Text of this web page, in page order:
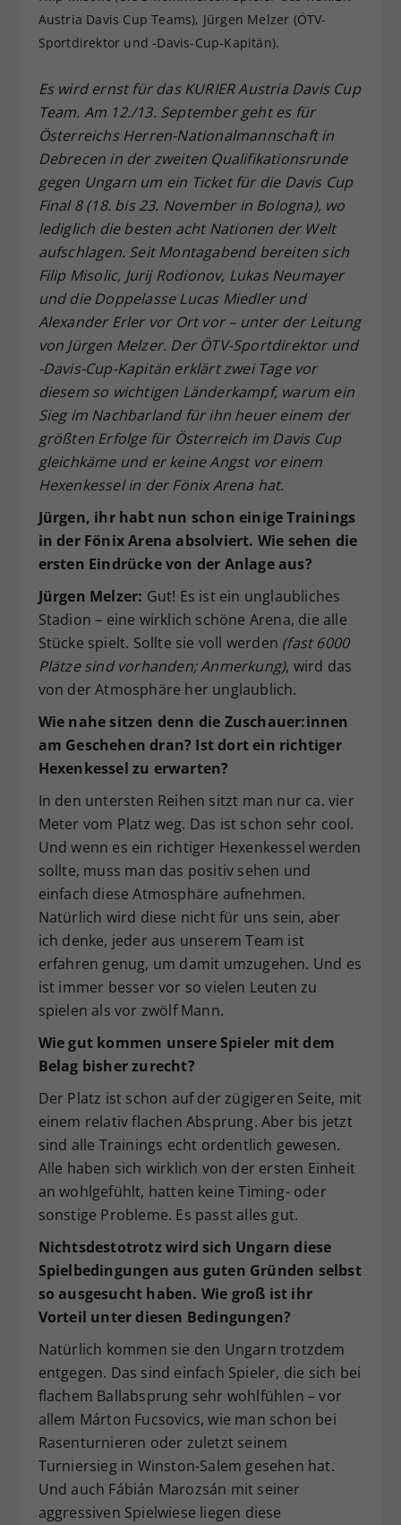
Austria Davis Cup Teams), Jürgen Melzer (ÖTV-
Sportdirektor und -Davis-Cup-Kapitän).
Es wird ernst für das KURIER Austria Davis Cup
Team. Am 12./13. September geht es für
Österreichs Herren-Nationalmannschaft in
Debrecen in der zweiten Qualifikationsrunde
gegen Ungarn um ein Ticket für die Davis Cup
Final 8 (18. bis 23. November in Bologna), wo
lediglich die besten acht Nationen der Welt
aufschlagen. Seit Montagabend bereiten sich
Filip Misolic, Jurij Rodionov, Lukas Neumayer
und die Doppelasse Lucas Miedler und
Alexander Erler vor Ort vor – unter der Leitung
von Jürgen Melzer. Der ÖTV-Sportdirektor und
-Davis-Cup-Kapitän erklärt zwei Tage vor
diesem so wichtigen Länderkampf, warum ein
Sieg im Nachbarland für ihn heuer einem der
größten Erfolge für Österreich im Davis Cup
gleichkäme und er keine Angst vor einem
Hexenkessel in der Fönix Arena hat.
Jürgen, ihr habt nun schon einige Trainings
in der Fönix Arena absolviert. Wie sehen die
ersten Eindrücke von der Anlage aus?
Jürgen Melzer: Gut! Es ist ein unglaubliches
Stadion – eine wirklich schöne Arena, die alle
Stücke spielt. Sollte sie voll werden (fast 6000
Plätze sind vorhanden; Anmerkung), wird das
von der Atmosphäre her unglaublich.
Wie nahe sitzen denn die Zuschauer:innen
am Geschehen dran? Ist dort ein richtiger
Hexenkessel zu erwarten?
In den untersten Reihen sitzt man nur ca. vier
Meter vom Platz weg. Das ist schon sehr cool.
Und wenn es ein richtiger Hexenkessel werden
sollte, muss man das positiv sehen und
einfach diese Atmosphäre aufnehmen.
Natürlich wird diese nicht für uns sein, aber
ich denke, jeder aus unserem Team ist
erfahren genug, um damit umzugehen. Und es
ist immer besser vor so vielen Leuten zu
spielen als vor zwölf Mann.
Wie gut kommen unsere Spieler mit dem
Belag bisher zurecht?
Der Platz ist schon auf der zügigeren Seite, mit
einem relativ flachen Absprung. Aber bis jetzt
sind alle Trainings echt ordentlich gewesen.
Alle haben sich wirklich von der ersten Einheit
an wohlgefühlt, hatten keine Timing- oder
sonstige Probleme. Es passt alles gut.
Nichtsdestotrotz wird sich Ungarn diese
Spielbedingungen aus guten Gründen selbst
so ausgesucht haben. Wie groß ist ihr
Vorteil unter diesen Bedingungen?
Natürlich kommen sie den Ungarn trotzdem
entgegen. Das sind einfach Spieler, die sich bei
flachem Ballabsprung sehr wohlfühlen – vor
allem Márton Fucsovics, wie man schon bei
Rasenturnieren oder zuletzt seinem
Turniersieg in Winston-Salem gesehen hat.
Und auch Fábián Marozsán mit seiner
aggressiven Spielwiese liegen diese
Zweck
Dieser Wert speichert Ihre Consent-
Einstellungen. Unter anderem eine
historische Speicherung Ihrer
vorgenommen Einstellungen, falls der
Webseiten-Betreiber dies eingestellt
hat.